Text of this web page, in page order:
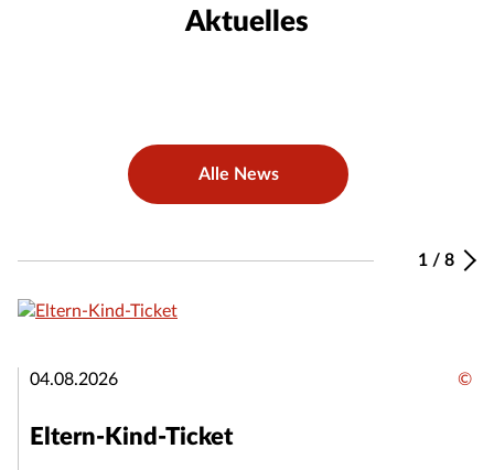
Aktuelles
Alle News
04.08.2026 ©
Eltern-Kind-Ticket
1 / 8